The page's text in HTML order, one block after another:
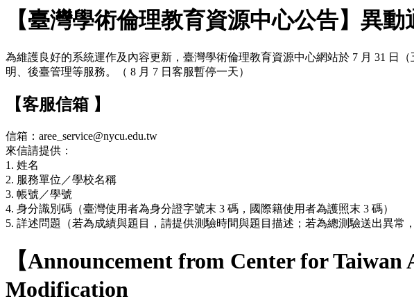
【臺灣學術倫理教育資源中心公告】異動
為維護良好的系統運作及內容更新，臺灣學術倫理教育資源中心網站於 7 月 31 日
明、後臺管理等服務。（ 8 月 7 日客服暫停一天）
【客服信箱 】
信箱：aree_service@nycu.edu.tw
來信請提供：
1. 姓名
2. 服務單位／學校名稱
3. 帳號／學號
4. 身分識別碼（臺灣使用者為身分證字號末 3 碼，國際籍使用者為護照末 3 碼）
5. 詳述問題（若為成績與題目，請提供測驗時間與題目描述；若為總測驗送出異常
【Announcement from Center for
Modification